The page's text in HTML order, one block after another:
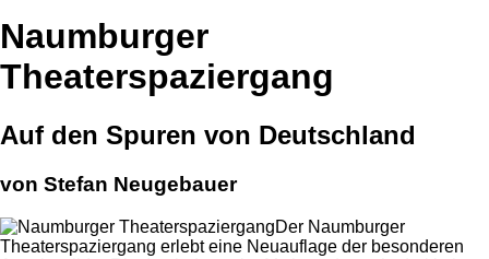
Naumburger
Theaterspaziergang
Auf den Spuren von Deutschland
von Stefan Neugebauer
Der Naumburger
Theaterspaziergang erlebt eine Neuauflage der besonderen